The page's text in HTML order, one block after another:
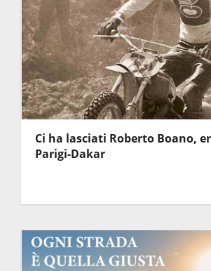
Ci ha lasciati Roberto Boano,
Parigi-Dakar